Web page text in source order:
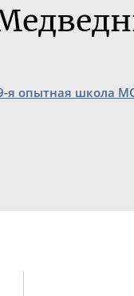
я опытная школа